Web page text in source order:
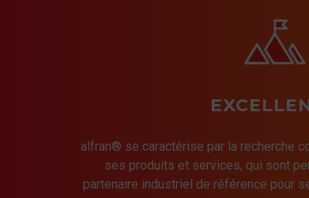
alfran® se caractérise par la recherche
ses produits et services, qui sont
partenaire industriel de référence pour